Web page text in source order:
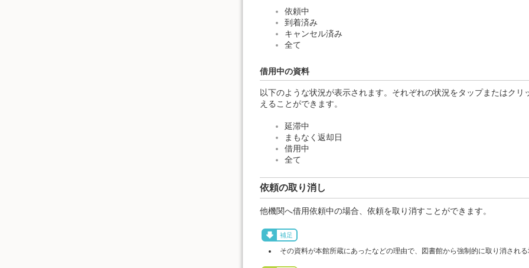
依頼中
到着済み
キャンセル済み
全て
借用中の資料
以下のような状況が表示されます。それぞれの状況をタップまたはク
えることができます。
延滞中
まもなく返却日
借用中
全て
依頼の取り消し
他機関へ借用依頼中の場合、依頼を取り消すことができます。
補足
その資料が本館所蔵にあったなどの理由で、図書館から強制的に取り消され